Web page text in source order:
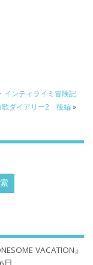
インティライミ冒険記
歌ダイアリー2 後編»
VACATION』